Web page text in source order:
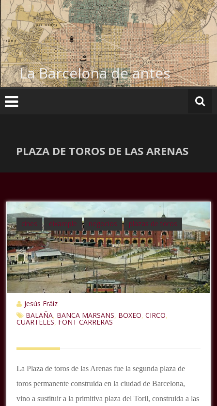
contenido
La Barcelona de antes
PLAZA DE TOROS DE LAS ARENAS
cines eixample negocios plazas de toros
Jesús Fráiz
BALAÑA BANCA MARSANS BOXEO ,CIRCO
CUARTELES FONT CARRERAS
LaPlaza de toros de las Arenas fue la segunda plaza de
toros permanente construida en la ciudad de Barcelona,
vino a sustituir a la primitiva plaza del Toril, construida a las